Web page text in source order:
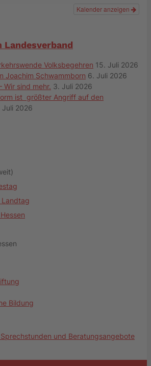
Kalender anzeigen
Landesverband
Volksbegehren 15. Juli 2026
Joachim Schwammborn 6. Juli 2026
Wir sind mehr. 3. Juli 2026
ist größter Angriff auf den
Juli 2026
Landtag
Bildung